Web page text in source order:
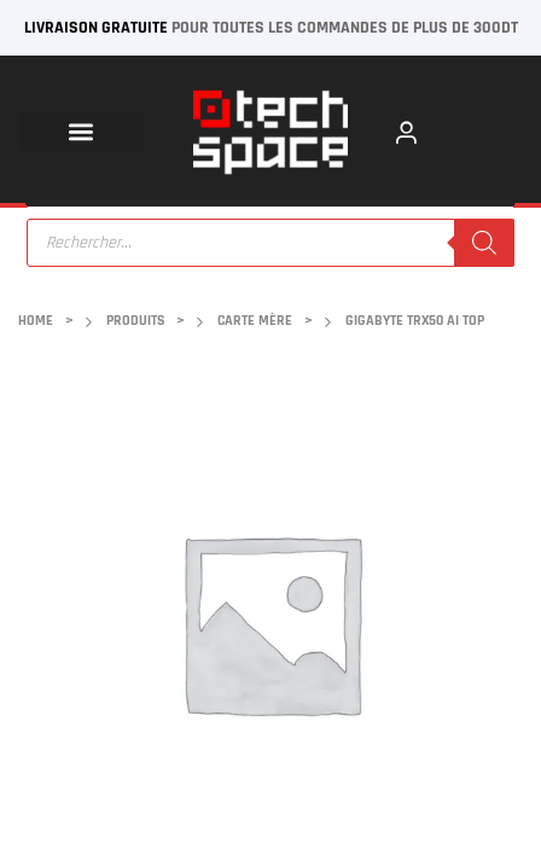
LIVRAISON GRATUITE POUR TOUTES LES COMMANDES DE PLUS DE 300DT
HOME > PRODUITS > CARTE MÈRE > GIGABYTE TRX50 AI TOP